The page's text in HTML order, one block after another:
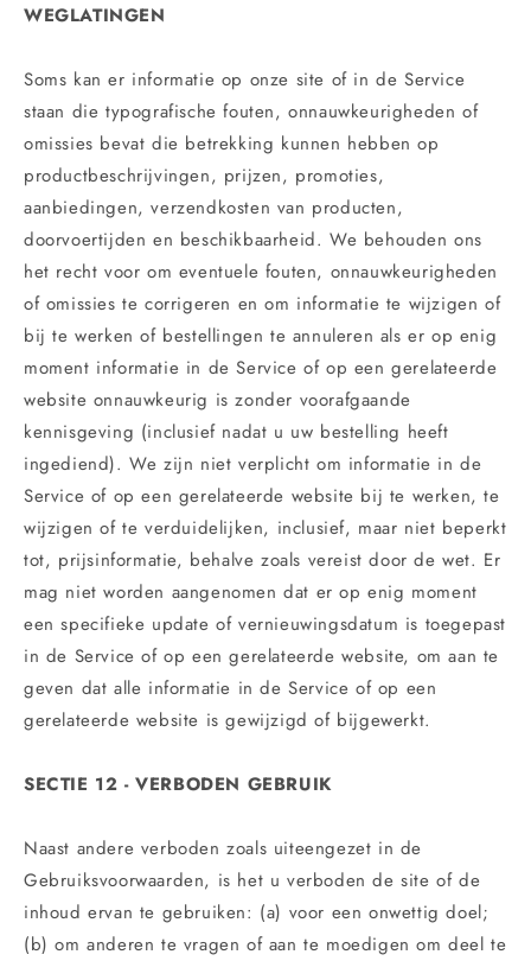
WEGLATINGEN
Soms kan er informatie op onze site of in de Service
staan ​​die typografische fouten, onnauwkeurigheden of
omissies bevat die betrekking kunnen hebben op
productbeschrijvingen, prijzen, promoties,
aanbiedingen, verzendkosten van producten,
doorvoertijden en beschikbaarheid. We behouden ons
het recht voor om eventuele fouten, onnauwkeurigheden
of omissies te corrigeren en om informatie te wijzigen of
bij te werken of bestellingen te annuleren als er op enig
moment informatie in de Service of op een gerelateerde
website onnauwkeurig is zonder voorafgaande
kennisgeving (inclusief nadat u uw bestelling heeft
ingediend). We zijn niet verplicht om informatie in de
Service of op een gerelateerde website bij te werken, te
wijzigen of te verduidelijken, inclusief, maar niet beperkt
tot, prijsinformatie, behalve zoals vereist door de wet. Er
mag niet worden aangenomen dat er op enig moment
een specifieke update of vernieuwingsdatum is toegepast
in de Service of op een gerelateerde website, om aan te
geven dat alle informatie in de Service of op een
gerelateerde website is gewijzigd of bijgewerkt.
SECTIE 12 - VERBODEN GEBRUIK
Naast andere verboden zoals uiteengezet in de
Gebruiksvoorwaarden, is het u verboden de site of de
inhoud ervan te gebruiken: (a) voor een onwettig doel;
(b) om anderen te vragen of aan te moedigen om deel te